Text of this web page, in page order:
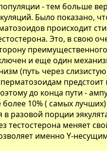
- тем больше
Было показано,
происходит
Это, в свою
и еще один
(путь через
предстоит
до конца пути -
10% ( самых
разовой порции
тестостерона меняет
именно Y-